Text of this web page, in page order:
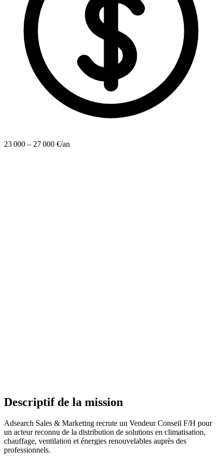
23 000 – 27 000 €/an
Descriptif de la mission
Adsearch Sales & Marketing recrute un Vendeur Conseil F/H pour
un acteur reconnu de la distribution de solutions en climatisation,
chauffage, ventilation et énergies renouvelables auprès des
professionnels.